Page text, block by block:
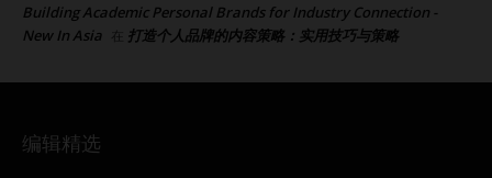
Building Academic Personal Brands for Industry Connection -
New In Asia
在 打造个人品牌的内容策略：实用技巧与策略
编辑精选